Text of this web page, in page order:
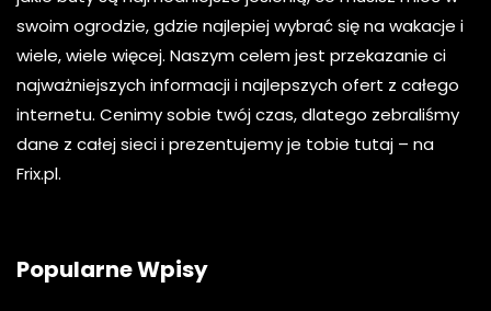
swoim ogrodzie, gdzie najlepiej wybrać się na wakacje i
wiele, wiele więcej. Naszym celem jest przekazanie ci
najważniejszych informacji i najlepszych ofert z całego
internetu. Cenimy sobie twój czas, dlatego zebraliśmy
dane z całej sieci i prezentujemy je tobie tutaj – na
Frix.pl.
Popularne Wpisy